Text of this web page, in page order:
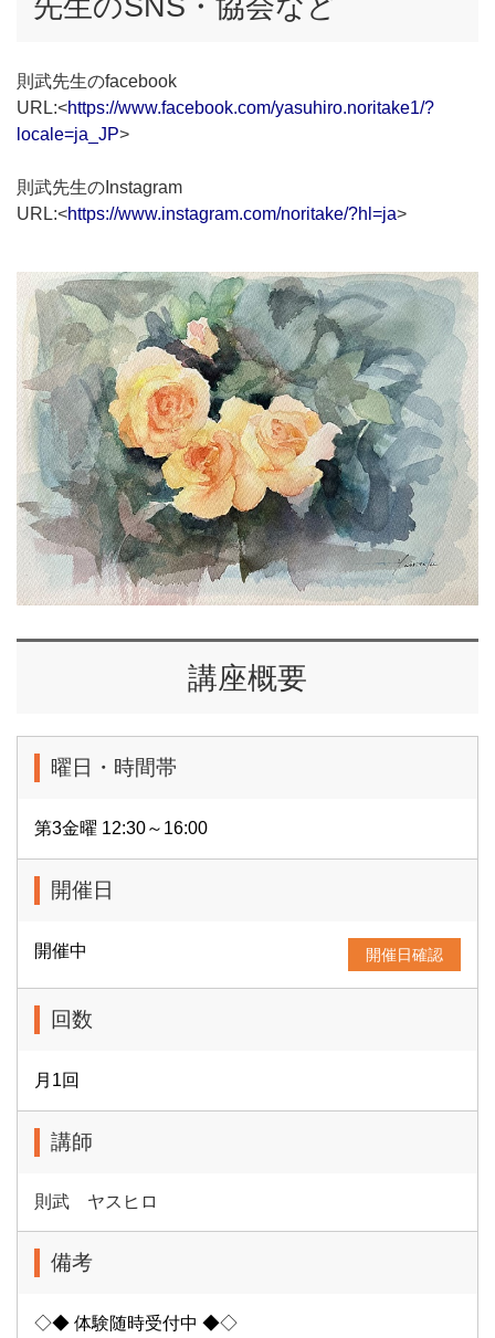
則武先生のfacebook
URL:<https://www.facebook.com/yasuhiro.noritake1/?
locale=ja_JP>
則武先生のInstagram
URL:<https://www.instagram.com/noritake/?hl=ja>
講座概要
曜日・時間帯
第3金曜 12:30～16:00
開催日
開催中 開催日確認
回数
月1回
講師
則武 ヤスヒロ
備考
◇◆ 体験随時受付中 ◆◇